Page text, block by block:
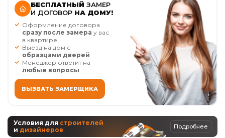
БЕСПЛАТНЫЙ ЗАМЕР
И ДОГОВОР НА ДОМУ!
Оформление договора
сразу после замера у вас
в квартире
Выезд на дом с
образцами дверей
Менеджер ответит на
любые вопросы
ВЫЗВАТЬ ЗАМЕРЩИКА
Условия для строителей
и дизайнеров Подробнее